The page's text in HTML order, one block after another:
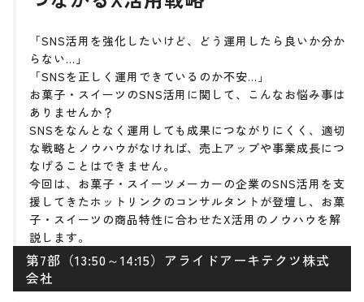
「SNS活用を強化したいけど、どう運用したら良いか分か
らない…」
「SNSを正しく運用できているのか不安…」
お菓子・スイーツのSNS活用に関して、こんなお悩み事は
ありませんか？
SNSをなんとなく運用しても成果につながりにくく、適切
な戦略とノウハウがなければ、売上アップや事業成長につ
なげることはできません。
今回は、お菓子・スイーツメーカーの企業のSNS活用を支
援してきたホットリンクのコンサルタントが登壇し、お菓
子・スイーツの商品特性に合わせたX活用のノウハウを解
説します。
第7部（13:50～14:15）アライドアーキテクツ株式
会社